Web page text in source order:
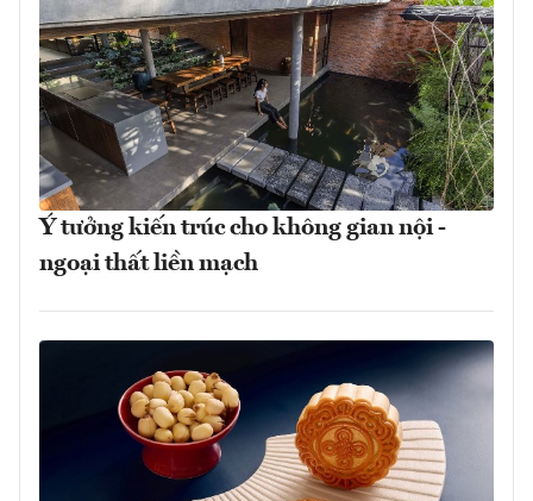
Ý tưởng kiến trúc cho không gian nội -
ngoại thất liền mạch